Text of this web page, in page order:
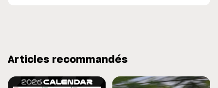
Articles recommandés